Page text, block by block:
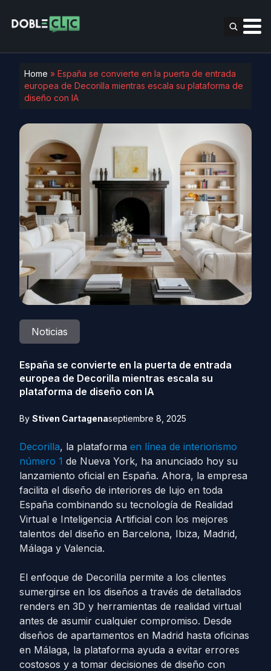
Home » España se convierte en la puerta de entrada
europea de Decorilla mientras escala su plataforma de
diseño con IA
Noticias
España se convierte en la puerta de entrada
europea de Decorilla mientras escala su
plataforma de diseño con IA
By Stiven Cartagenaseptiembre 8, 2025
Decorilla, la plataforma en línea de interiorismo
número 1 de Nueva York, ha anunciado hoy su
lanzamiento oficial en España. Ahora, la empresa
facilita el diseño de interiores de lujo en toda
España combinando su tecnología de Realidad
Virtual e Inteligencia Artificial con los mejores
talentos del diseño en Barcelona, Ibiza, Madrid,
Málaga y Valencia.
El enfoque de Decorilla permite a los clientes
sumergirse en los diseños a través de detallados
renders en 3D y herramientas de realidad virtual
antes de asumir cualquier compromiso. Desde
diseños de apartamentos en Madrid hasta oficinas
en Málaga, la plataforma ayuda a evitar errores
costosos y a tomar decisiones de diseño con